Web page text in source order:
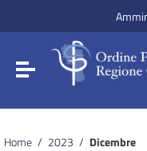
Vai al menu di
Vai al footer
Attiva / disattiva la
Home / 2023 / Dicembre